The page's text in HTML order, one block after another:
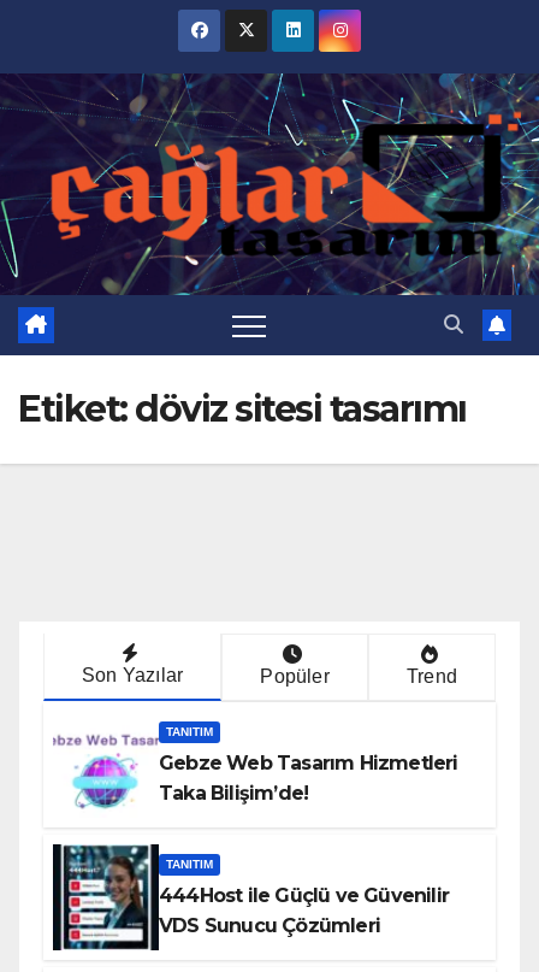
content
Etiket:döviz sitesi tasarımı
Son Yazılar Popüler Trend
TANITIM
Gebze Web Tasarım Hizmetleri
Taka Bilişim’de!
TANITIM
444Host ile Güçlü ve Güvenilir
VDS Sunucu Çözümleri